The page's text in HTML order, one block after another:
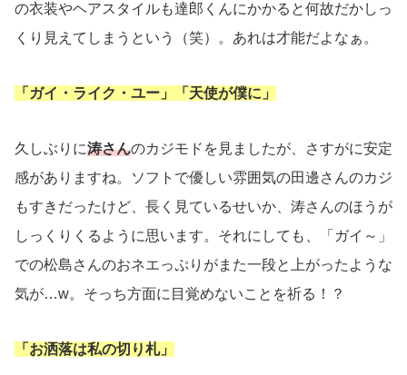
の衣装やヘアスタイルも達郎くんにかかると何故だかしっ
くり見えてしまうという（笑）。あれは才能だよなぁ。
「ガイ・ライク・ユー」「天使が僕に」
久しぶりに涛さんのカジモドを見ましたが、さすがに安定
感がありますね。ソフトで優しい雰囲気の田邊さんのカジ
もすきだったけど、長く見ているせいか、涛さんのほうが
しっくりくるように思います。それにしても、「ガイ～」
での松島さんのおネエっぷりがまた一段と上がったような
気が…w。そっち方面に目覚めないことを祈る！？
「お洒落は私の切り札」